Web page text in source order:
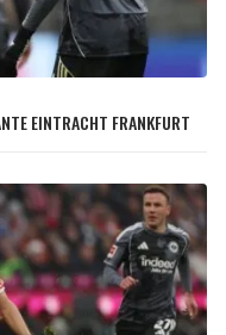
EINTRACHT FRANKFURT